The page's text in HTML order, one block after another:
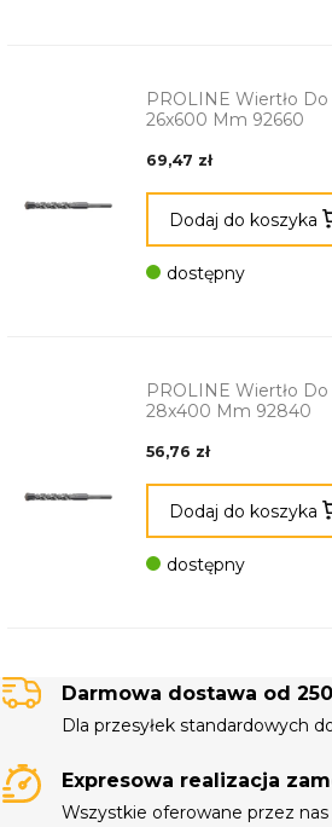
PROLINE Wiertło
26x600 Mm 92660
69,47 zł
Dodaj do koszyka
dostępny
PROLINE Wiertło
28x400 Mm 92840
56,76 zł
Dodaj do koszyka
dostępny
Darmowa dostawa od
Dla przesyłek standardowych
Expresowa realizacja
Wszystkie oferowane przez